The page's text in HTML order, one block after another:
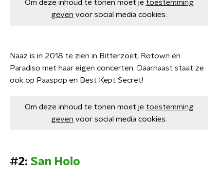
Om deze inhoud te tonen moet je toestemming
geven voor social media cookies.
Naaz is in 2018 te zien in Bitterzoet, Rotown en
Paradiso met haar eigen concerten. Daarnaast staat ze
ook op Paaspop en Best Kept Secret!
Om deze inhoud te tonen moet je toestemming
geven voor social media cookies.
#2: San Holo